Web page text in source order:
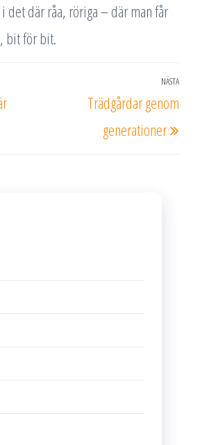
i det där råa, röriga – där man får
bit för bit.
NÄSTA
Trädgårdar genom
generationer